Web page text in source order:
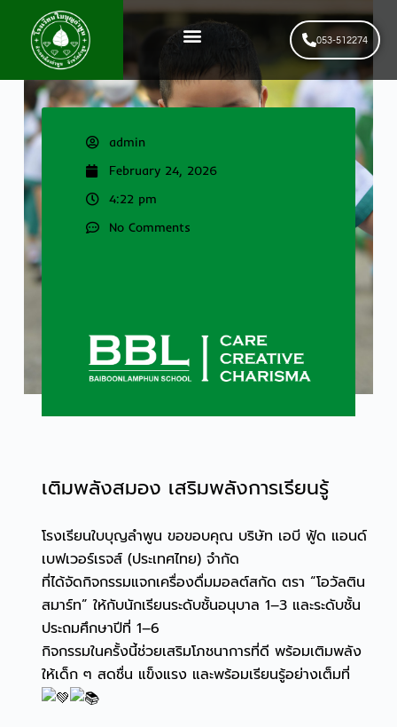
053-512274
admin
February 24, 2026
4:22 pm
No Comments
เติมพลังสมอง เสริมพลังการเรียนรู้
โรงเรียนใบบุญลำพูน ขอขอบคุณ บริษัท เอบี ฟู้ด แอนด์
เบฟเวอร์เรจส์ (ประเทศไทย) จำกัด
ที่ได้จัดกิจกรรมแจกเครื่องดื่มมอลต์สกัด ตรา “โอวัลติน
สมาร์ท” ให้กับนักเรียนระดับชั้นอนุบาล 1–3 และระดับชั้น
ประถมศึกษาปีที่ 1–6
กิจกรรมในครั้งนี้ช่วยเสริมโภชนาการที่ดี พร้อมเติมพลัง
ให้เด็ก ๆ สดชื่น แข็งแรง และพร้อมเรียนรู้อย่างเต็มที่